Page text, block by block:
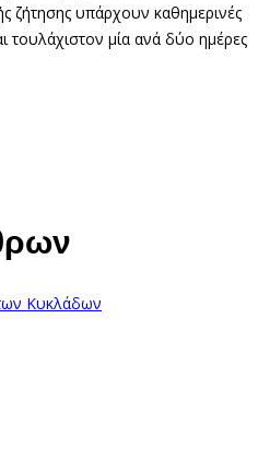
ζήτησης υπάρχουν καθημερινές
τουλάχιστον μία ανά δύο ημέρες
Κυκλάδων